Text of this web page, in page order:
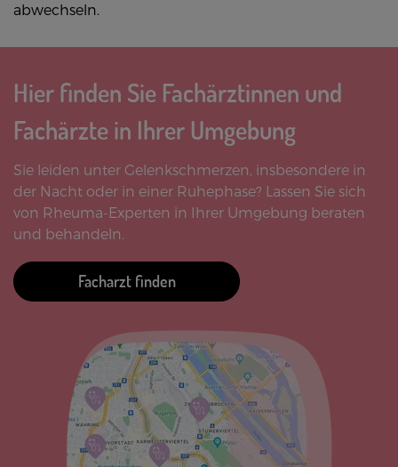
abwechseln.
Hier finden Sie Fachärztinnen und
Fachärzte in Ihrer Umgebung
Sie leiden unter Gelenkschmerzen, insbesondere in
der Nacht oder in einer Ruhephase? Lassen Sie sich
von Rheuma-Experten in Ihrer Umgebung beraten
und behandeln.
Facharzt finden